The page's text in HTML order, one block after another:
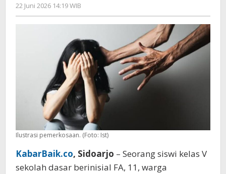
Tahun
di
Musala
22 Juni 2026 14:19 WIB
Andika
DP
Ilustrasi pemerkosaan. (Foto: Ist)
KabarBaik.co, Sidoarjo – Seorang siswi kelas V
sekolah dasar berinisial FA, 11, warga